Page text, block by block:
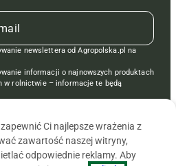
newslettera od Agropolska.pl na
informacji o najnowszych produktach
w rolnictwie – informacje te będą
Ci najlepsze wrażenia z
zawartość naszej witryny,
odpowiednie reklamy. Aby